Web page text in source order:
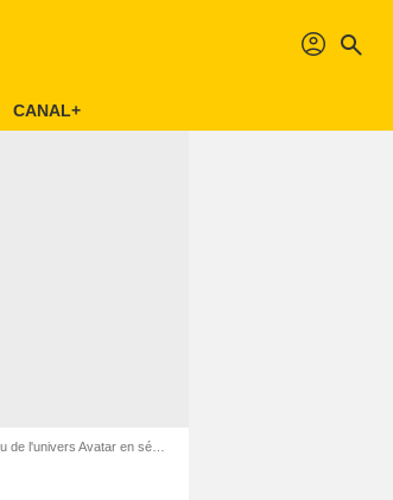
profil search
CANAL+
l'univers Avatar en série !